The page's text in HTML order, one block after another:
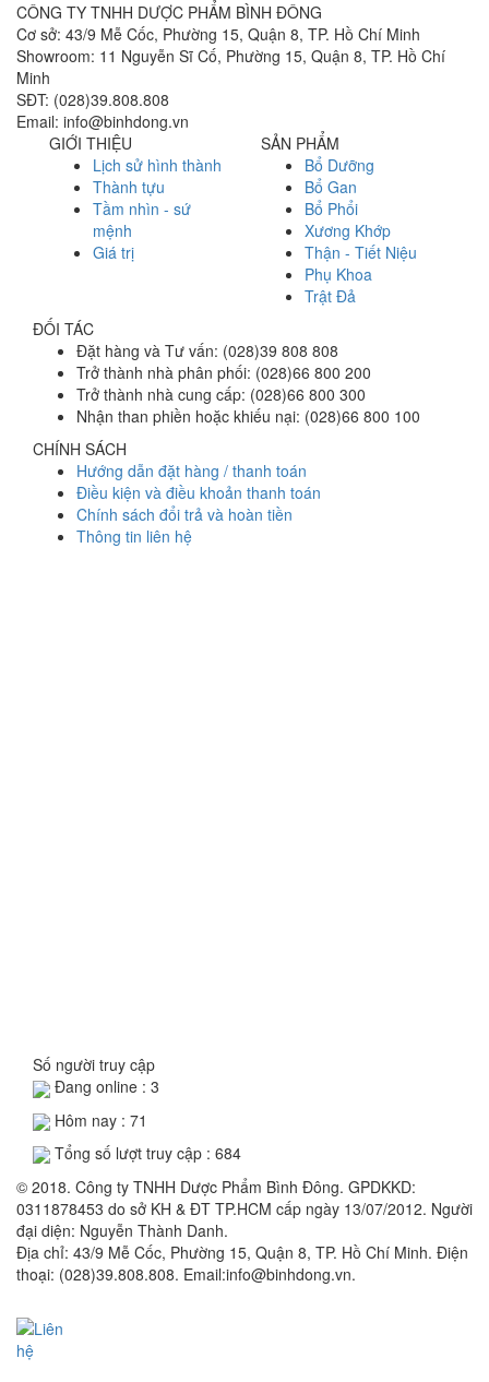
CÔNG TY TNHH DƯỢC PHẨM BÌNH ĐÔNG
Cơ sở: 43/9 Mễ Cốc, Phường 15, Quận 8, TP. Hồ Chí Minh
Showroom: 11 Nguyễn Sĩ Cố, Phường 15, Quận 8, TP. Hồ Chí
Minh
SĐT: (028)39.808.808
Email: info@binhdong.vn
GIỚI THIỆU
Lịch sử hình thành
Thành tựu
Tầm nhìn - sứ
mệnh
Giá trị
SẢN PHẨM
Bổ Dưỡng
Bổ Gan
Bổ Phổi
Xương Khớp
Thận - Tiết Niệu
Phụ Khoa
Trật Đả
ĐỐI TÁC
Đặt hàng và Tư vấn: (028)39 808 808
Trở thành nhà phân phối: (028)66 800 200
Trở thành nhà cung cấp: (028)66 800 300
Nhận than phiền hoặc khiếu nại: (028)66 800 100
CHÍNH SÁCH
Hướng dẫn đặt hàng / thanh toán
Điều kiện và điều khoản thanh toán
Chính sách đổi trả và hoàn tiền
Thông tin liên hệ
Số người truy cập
Đang online : 3
Hôm nay : 71
Tổng số lượt truy cập : 684
© 2018. Công ty TNHH Dược Phẩm Bình Đông. GPDKKD:
0311878453 do sở KH & ĐT TP.HCM cấp ngày 13/07/2012. Người
đại diện: Nguyễn Thành Danh.
Địa chỉ: 43/9 Mễ Cốc, Phường 15, Quận 8, TP. Hồ Chí Minh. Điện
thoại: (028)39.808.808. Email:info@binhdong.vn.